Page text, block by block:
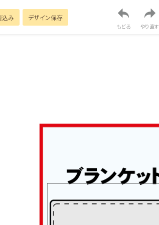
込み デザイン保存
もどる やり直す